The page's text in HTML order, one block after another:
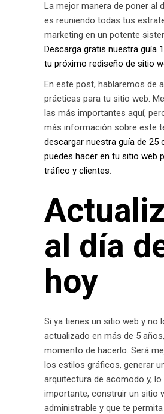
La mejor manera de poner al
es reuniendo todas tus
marketing en un potente
Descarga gratis nuestra guía
tu próximo rediseño de sitio
En este post, hablaremos de
prácticas para tu sitio web.
las más importantes aquí,
más información sobre este
descargar nuestra guía de 25
puedes hacer en tu sitio web
tráfico y clientes.
al día
hoy
Si ya tienes un sitio web y no
actualizado en más de 5
momento de hacerlo. Será
los estilos gráficos, generar
arquitectura de acomodo y, lo
importante, construir un sitio
administrable y que te